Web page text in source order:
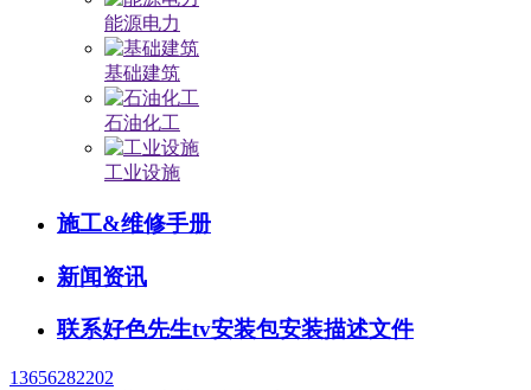
能源电力
基础建筑
石油化工
工业设施
施工&维修手册
新闻资讯
联系好色先生tv安装包安装描述文件
13656282202